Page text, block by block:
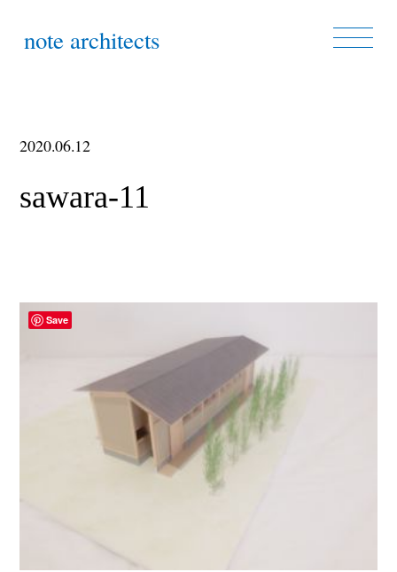
note architects
2020.06.12
sawara-11
Save